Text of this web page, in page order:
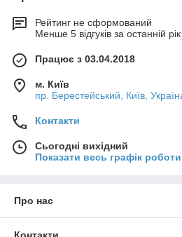
Рейтинг не сформований
Менше 5 відгуків за останній рік
Працює з 03.04.2018
м. Київ
пр. Берестейський, Київ,
Контакти
Сьогодні вихідний
Показати весь графік роботи
Про нас